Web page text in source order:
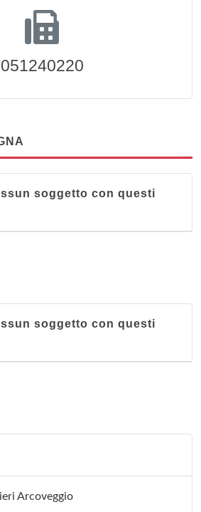
051240220
soggetto con questi
soggetto con questi
Arcoveggio